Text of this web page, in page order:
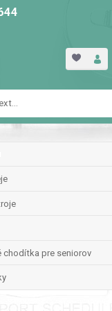
chodítka pre seniorov